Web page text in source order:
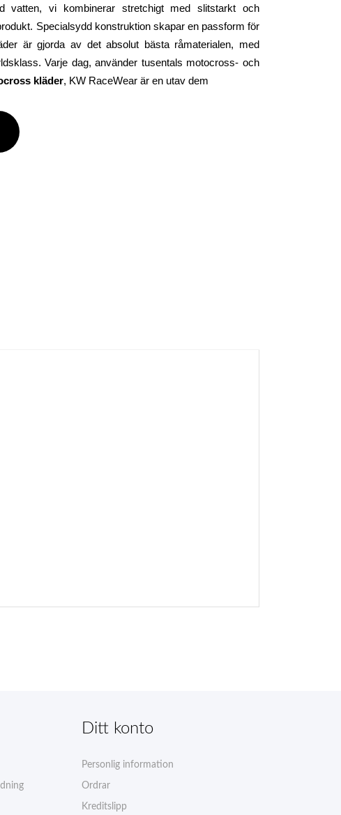
vatten, vi kombinerar stretchigt med slitstarkt och
Specialsydd konstruktion skapar en passform för
är gjorda av det absolut bästa råmaterialen, med
Varje dag, använder tusentals motocross- och
kläder, KW RaceWear är en utav dem
Ditt konto
Personlig information
Ordrar
Kreditslipp